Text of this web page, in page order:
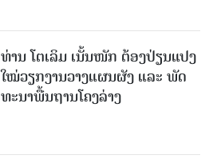
ທ່ານ ໂຕ​ເລິມ ເນັ້ນໜັກ ຕ້ອງ​ປ່ຽນ​ແປງ​
ໃໝ່​ວຽກ​ງານ​ວາງ​ແຜນ​ຜັງ ແລະ ​ພັດ​
ທະ​ນາ​ພື້ນ​ຖານ​ໂຄງ​ລ່າງ